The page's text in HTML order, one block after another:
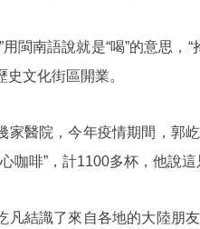
用閩南語說就是“喝”的意思，
文化街區開業。
家醫院，今年疫情期間，郭
咖啡”，計1100多杯，他說這
凡結識了來自各地的大陸朋